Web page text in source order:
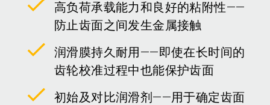
高负荷承载能力和良好的粘附性——
防止齿面之间发生金属接触
润滑膜持久耐用——即使在长时间的
齿轮校准过程中也能保护齿面
初始及对比润滑剂——用于确定齿面